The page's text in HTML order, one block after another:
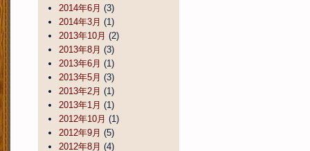
2014年6月 (3)
2014年3月 (1)
2013年10月 (2)
2013年8月 (3)
2013年6月 (1)
2013年5月 (3)
2013年2月 (1)
2013年1月 (1)
2012年10月 (1)
2012年9月 (5)
2012年8月 (4)